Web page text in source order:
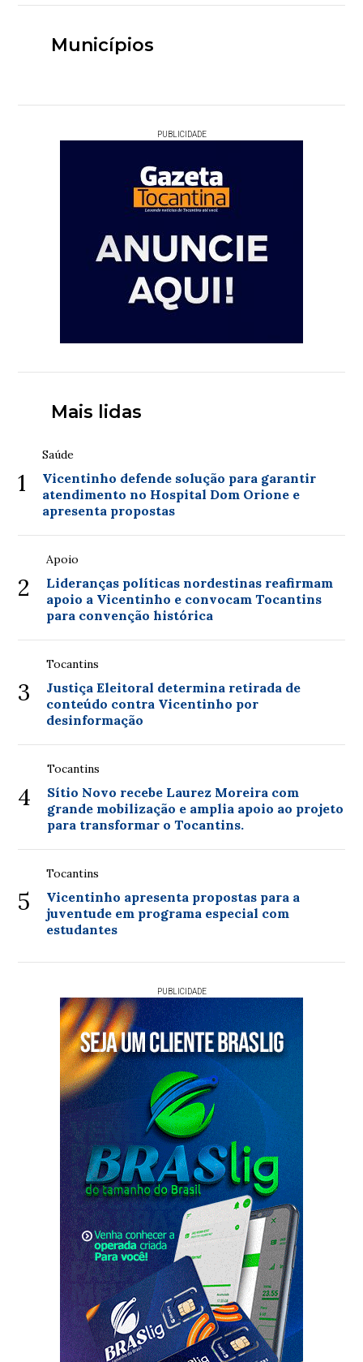
Municípios
PUBLICIDADE
Mais lidas
1
Saúde
Vicentinho defende solução para garantir
atendimento no Hospital Dom Orione e
apresenta propostas
2
Apoio
Lideranças políticas nordestinas reafirmam
apoio a Vicentinho e convocam Tocantins
para convenção histórica
3
Tocantins
Justiça Eleitoral determina retirada de
conteúdo contra Vicentinho por
desinformação
4
Tocantins
Sítio Novo recebe Laurez Moreira com
grande mobilização e amplia apoio ao projeto
para transformar o Tocantins.
5
Tocantins
Vicentinho apresenta propostas para a
juventude em programa especial com
estudantes
PUBLICIDADE